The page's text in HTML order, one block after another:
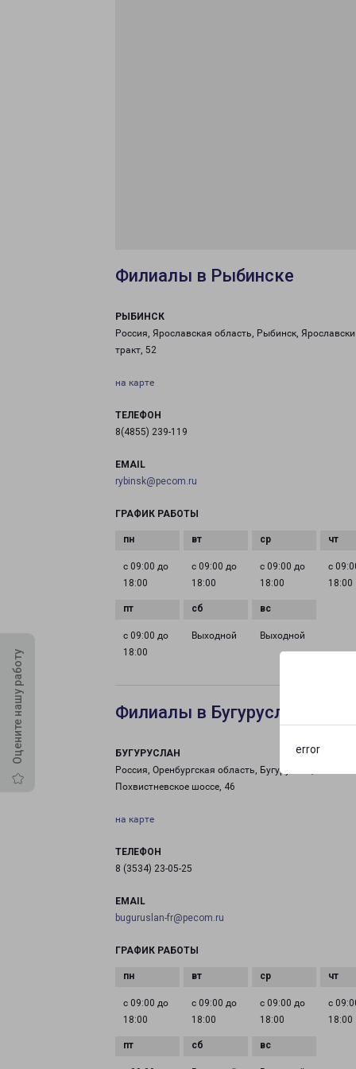
error
Оцените нашу работу
Филиалы в Рыбинске
РЫБИНСК
Россия, Ярославская область, Рыбинск,
тракт, 52
на карте
ТЕЛЕФОН
8(4855) 239-119
EMAIL
rybinsk@pecom.ru
ГРАФИК РАБОТЫ
с 09:00 до
18:00
с 09:00 до
18:00
с 09:00 до
18:00
с
18:00
с 09:00 до
18:00
Выходной Выходной
Филиалы в Бугуруслане
БУГУРУСЛАН
Россия, Оренбургская область, Бугуруслан,
Похвистневское шоссе, 46
на карте
ТЕЛЕФОН
8 (3534) 23-05-25
EMAIL
buguruslan-fr@pecom.ru
ГРАФИК РАБОТЫ
с 09:00 до
18:00
с 09:00 до
18:00
с 09:00 до
18:00
с
18:00